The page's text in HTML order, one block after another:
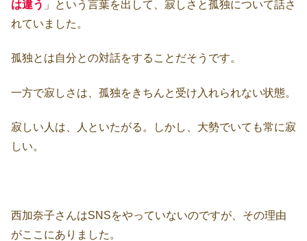
は違う 」という言葉を出して、寂しさと孤独について話さ
れていました。
孤独とは自分との対話をすることだそうです。
一方で寂しさは、孤独をきちんと受け入れられない状態。
寂しい人は、人といたがる。しかし、大勢でいても常に寂
しい。
西加奈子さんはSNSをやっていないのですが、その理由
がここにありました。